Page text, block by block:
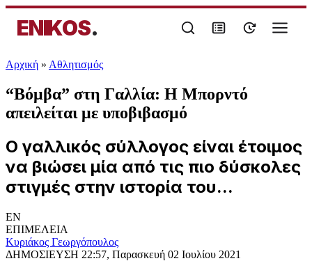
ENIKOS.
Αρχική » Αθλητισμός
“Βόμβα” στη Γαλλία: Η Μπορντό
απειλείται με υποβιβασμό
Ο γαλλικός σύλλογος είναι έτοιμος
να βιώσει μία από τις πιο δύσκολες
στιγμές στην ιστορία του...
EN
ΕΠΙΜΕΛΕΙΑ
Κυριάκος Γεωργόπουλος
ΔΗΜΟΣΙΕΥΣΗ 22:57, Παρασκευή 02 Ιουλίου 2021